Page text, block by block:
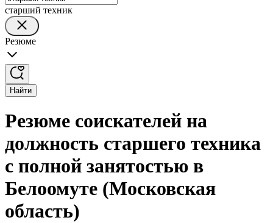
старший техник
Резюме
Найти
Резюме соискателей на
должность старшего техника
с полной занятостью в
Белоомуте (Московская
область)